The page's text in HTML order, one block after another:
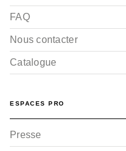
FAQ
Nous contacter
Catalogue
ESPACES PRO
Presse